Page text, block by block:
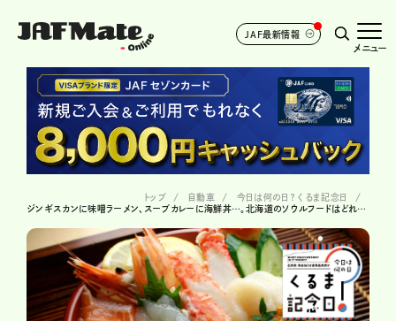
JAF最新情報
メニュー
トップ 自動車
今日は何の日？ くるま記念日
ジンギスカンに味噌ラーメン、スープカレーに海鮮丼…。北海道のソウルフードはどれが好き？